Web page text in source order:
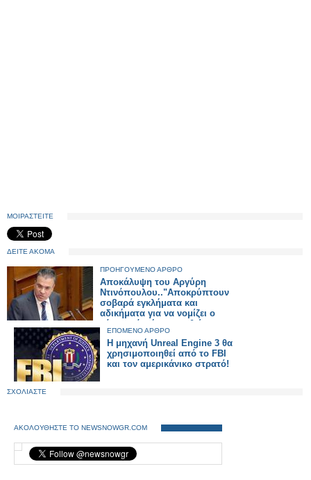
ΜΟΙΡΑΣΤΕΙΤΕ
ΔΕΙΤΕ ΑΚΟΜΑ
ΠΡΟΗΓΟΥΜΕΝΟ ΑΡΘΡΟ
Αποκάλυψη του Αργύρη
Ντινόπουλου.."Αποκρύπτουν
σοβαρά εγκλήματα και
αδικήματα για να νομίζει ο
κόμσος ότι έχει μειωθεί η
εγκληματικότητα"
ΕΠΟΜΕΝΟ ΑΡΘΡΟ
H μηχανή Unreal Engine 3 θα
χρησιμοποιηθεί από το FBI
και τον αμερικάνικο στρατό!
ΣΧΟΛΙΑΣΤΕ
ΑΚΟΛΟΥΘΗΣΤΕ ΤΟ NEWSNOWGR.COM